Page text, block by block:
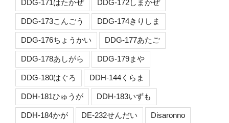
DDG-171はたかぜ DDG-172しまかぜ
DDG-173こんごう DDG-174きりしま
DDG-176ちょうかい DDG-177あたご
DDG-178あしがら DDG-179まや
DDG-180はぐろ DDH-144くらま
DDH-181ひゅうが DDH-183いずも
DDH-184かが DE-232せんだい Disaronno